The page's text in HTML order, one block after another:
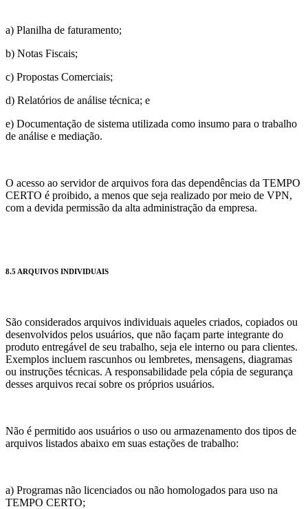
a) Planilha de faturamento;
b) Notas Fiscais;
c) Propostas Comerciais;
d) Relatórios de análise técnica; e
e) Documentação de sistema utilizada como insumo para o trabalho
de análise e mediação.
O acesso ao servidor de arquivos fora das dependências da TEMPO
CERTO é proibido, a menos que seja realizado por meio de VPN,
com a devida permissão da alta administração da empresa.
8.5 ARQUIVOS INDIVIDUAIS
São considerados arquivos individuais aqueles criados, copiados ou
desenvolvidos pelos usuários, que não façam parte integrante do
produto entregável de seu trabalho, seja ele interno ou para clientes.
Exemplos incluem rascunhos ou lembretes, mensagens, diagramas
ou instruções técnicas. A responsabilidade pela cópia de segurança
desses arquivos recai sobre os próprios usuários.
Não é permitido aos usuários o uso ou armazenamento dos tipos de
arquivos listados abaixo em suas estações de trabalho:
a) Programas não licenciados ou não homologados para uso na
TEMPO CERTO;